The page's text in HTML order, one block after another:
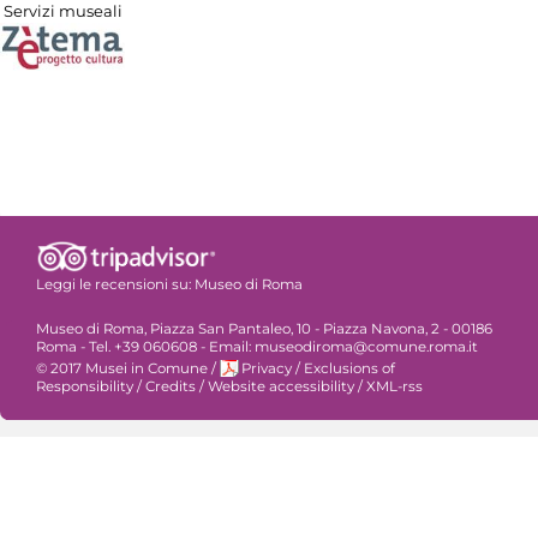
Servizi museali
Leggi le recensioni su: Museo di Roma
Museo di Roma, Piazza San Pantaleo, 10 - Piazza Navona, 2 - 00186
Roma - Tel. +39 060608 - Email: museodiroma@comune.roma.it
© 2017 Musei in Comune / Privacy / Exclusions of
Responsibility / Credits / Website accessibility / XML-rss